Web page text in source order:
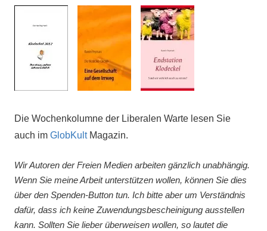
Die Wochenkolumne der Liberalen Warte lesen Sie
auch im GlobKultMagazin.
Wir Autoren der Freien Medien arbeiten gänzlich unabhängig.
Wenn Sie meine Arbeit unterstützen wollen, können Sie dies
über den Spenden-Button tun. Ich bitte aber um Verständnis
dafür, dass ich keine Zuwendungsbescheinigung ausstellen
kann. Sollten Sie lieber überweisen wollen, so lautet die